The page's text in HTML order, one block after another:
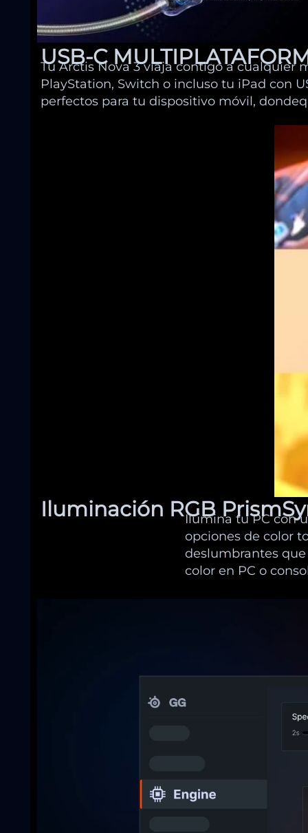
USB-C
Tu Arctis Nova 3 viaja contigo a cualquier
PlayStation, Switch o incluso tu iPad con
perfectos para tu dispositivo móvil,
Iluminación RGBIlumina tu PC con
opciones de color
deslumbrantes
color en PC o